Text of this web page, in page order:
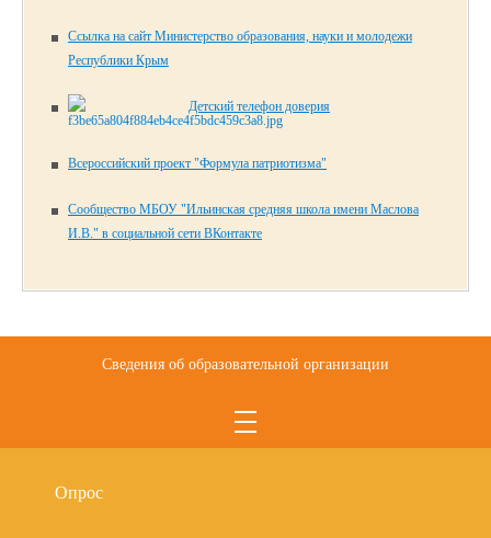
Ссылка на сайт Министерство образования, науки и молодежи
Республики Крым
Детский телефон доверия
Всероссийский проект "Формула патриотизма"
Сообщество МБОУ "Ильинская средняя школа имени Маслова
И.В." в социальной сети ВКонтакте
Сведения об образовательной организации
Опрос